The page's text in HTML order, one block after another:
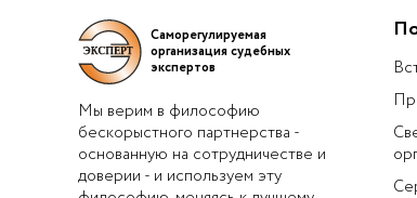
Саморегулируемая
организация судебных
экспертов
Мы верим в философию
бескорыстного партнерства -
основанную на сотрудничестве и
доверии - и используем эту